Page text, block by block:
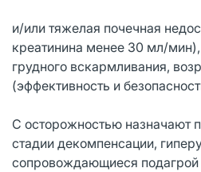
и/или тяжелая почечная
креатинина менее 30 мл/
грудного вскармливания,
(эффективность и
С осторожностью назначают
стадии декомпенсации,
сопровождающиеся